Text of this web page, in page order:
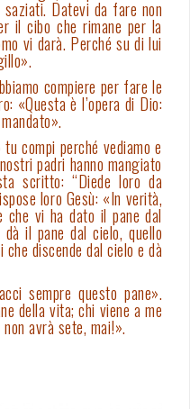
Datevi da fare non
il cibo che rimane per la
vi darà. Perché su di lui
compiere per fare le
«Questa è l’opera di Dio:
compi perché vediamo e
padri hanno mangiato
scritto: “Diede loro da
loro Gesù: «In verità,
vi ha dato il pane dal
il pane dal cielo, quello
discende dal cielo e dà
sempre questo pane».
della vita; chi viene a me
avrà sete, mai!».